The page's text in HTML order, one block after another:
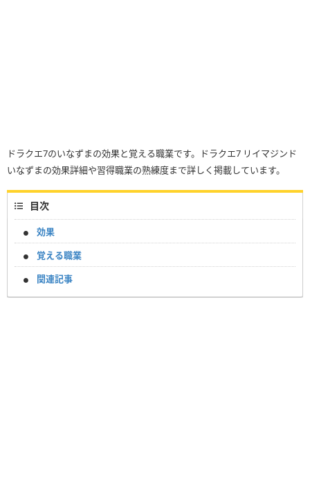
ドラクエ7のいなずまの効果と覚える職業です。ドラクエ7 リイマジンド
いなずまの効果詳細や習得職業の熟練度まで詳しく掲載しています。
目次
効果
覚える職業
関連記事